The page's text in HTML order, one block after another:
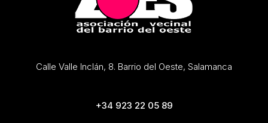
Calle Valle Inclán, 8. Barrio del Oeste, Salamanca
+34 923 22 05 89